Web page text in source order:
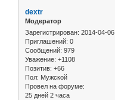
dextr
Модератор
Зарегистрирован: 2014-04-06
Приглашений: 0
Сообщений: 979
Уважение: +1108
Позитив: +66
Пол: Мужской
Провел на форуме:
25 дней 2 часа